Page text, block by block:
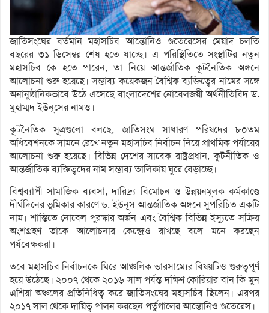
জাতিসংঘের বর্তমান মহাসচিব আন্তোনিও গুতেরেসের মেয়াদ চলতি
বছরের ৩১ ডিসেম্বর শেষ হতে যাচ্ছে। এ পরিস্থিতিতে সংস্থাটির নতুন
মহাসচিব কে হতে পারেন, তা নিয়ে আন্তর্জাতিক কূটনৈতিক অঙ্গনে
আলোচনা শুরু হয়েছে। সম্ভাব্য কয়েকজন বৈশ্বিক ব্যক্তিত্বের নামের সঙ্গে
অনানুষ্ঠানিকভাবে উঠে এসেছে বাংলাদেশের নোবেলজয়ী অর্থনীতিবিদ ড.
মুহাম্মদ ইউনূসের নামও।
কূটনৈতিক সূত্রগুলো বলছে, জাতিসংঘ সাধারণ পরিষদের ৮০তম
অধিবেশনকে সামনে রেখে নতুন মহাসচিব নির্বাচন নিয়ে প্রাথমিক পর্যায়ের
আলোচনা শুরু হয়েছে। বিভিন্ন দেশের সাবেক রাষ্ট্রপ্রধান, কূটনীতিক ও
আন্তর্জাতিক ব্যক্তিত্বদের নাম সম্ভাব্য তালিকায় ঘুরে বেড়াচ্ছে।
বিশ্বব্যাপী সামাজিক ব্যবসা, দারিদ্র্য বিমোচন ও উন্নয়নমূলক কর্মকাণ্ডে
দীর্ঘদিনের ভূমিকার কারণে ড. ইউনূস আন্তর্জাতিক অঙ্গনে সুপরিচিত একটি
নাম। শান্তিতে নোবেল পুরস্কার অর্জন এবং বৈশ্বিক বিভিন্ন ইস্যুতে সক্রিয়
অংশগ্রহণ তাকে আলোচনার কেন্দ্রেও রাখছে বলে মনে করছেন
পর্যবেক্ষকরা।
তবে মহাসচিব নির্বাচনকে ঘিরে আঞ্চলিক ভারসাম্যের বিষয়টিও গুরুত্বপূর্ণ
হয়ে উঠেছে। ২০০৭ থেকে ২০১৬ সাল পর্যন্ত দক্ষিণ কোরিয়ার বান কি মুন
এশিয়া অঞ্চলের প্রতিনিধিত্ব করে জাতিসংঘের মহাসচিব ছিলেন। এরপর
২০১৭ সাল থেকে দায়িত্ব পালন করছেন পর্তুগালের আন্তোনিও গুতেরেস।